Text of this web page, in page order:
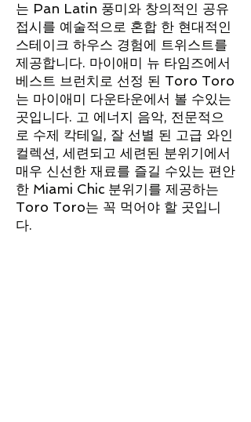
는 Pan Latin 풍미와 창의적인 공유
접시를 예술적으로 혼합 한 현대적인
스테이크 하우스 경험에 트위스트를
제공합니다. 마이애미 뉴 타임즈에서
베스트 브런치로 선정 된 Toro Toro
는 마이애미 다운타운에서 볼 수있는
곳입니다. 고 에너지 음악, 전문적으
로 수제 칵테일, 잘 선별 된 고급 와인
컬렉션, 세련되고 세련된 분위기에서
매우 신선한 재료를 즐길 수있는 편안
한 Miami Chic 분위기를 제공하는
Toro Toro는 꼭 먹어야 할 곳입니
다.